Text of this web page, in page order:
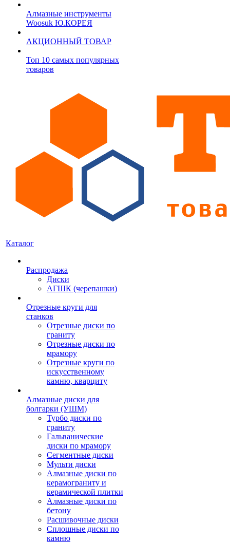
Алмазные инструменты
Woosuk Ю.КОРЕЯ
АКЦИОННЫЙ ТОВАР
Топ 10 самых популярных
товаров
Каталог
Распродажа
Диски
АГШК (черепашки)
Отрезные круги для
станков
Отрезные диски по
граниту
Отрезные диски по
мрамору
Отрезные круги по
искусственному
камню, кварциту
Алмазные диски для
болгарки (УШМ)
Турбо диски по
граниту
Гальванические
диски по мрамору
Сегментные диски
Мульти диски
Алмазные диски по
керамограниту и
керамической плитки
Алмазные диски по
бетону
Расшивочные диски
Сплошные диски по
камню